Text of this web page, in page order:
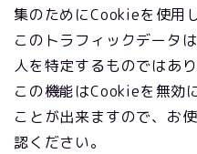
集のためにCookieを使用
このトラフィックデータ
人を特定するものではあり
この機能はCookieを無効
ことが出来ますので、お
認ください。